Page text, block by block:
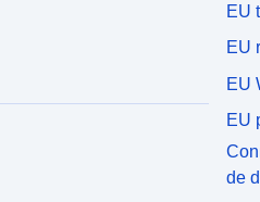
EU
EU
EU
EU
de